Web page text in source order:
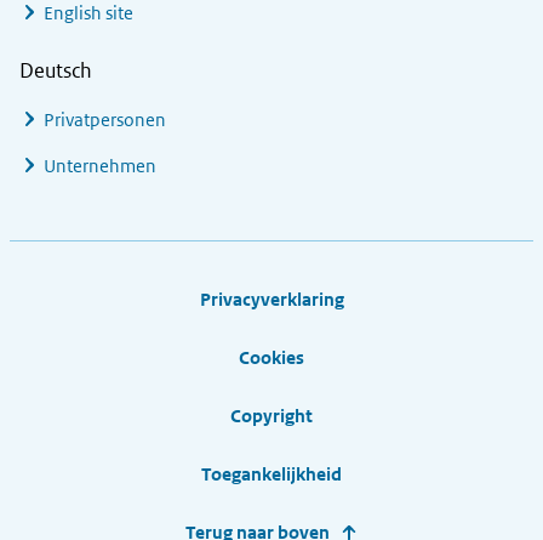
English site
Deutsch
Privatpersonen
Unternehmen
Privacyverklaring
Cookies
Copyright
Toegankelijkheid
Terug naar boven